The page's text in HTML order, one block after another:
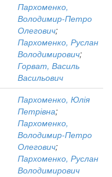
Пархоменко,
Володимир-Петро
Олегович;
Пархоменко, Руслан
Володимирович;
Горват, Василь
Васильович
Пархоменко, Юлія
Петрівна;
Пархоменко,
Володимир-Петро
Олегович;
Пархоменко, Руслан
Володимирович